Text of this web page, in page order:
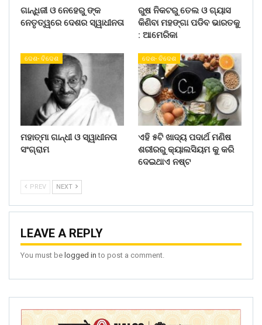
ଗାନ୍ଧିଜୀ ଓ ନେହେରୁ ଙ୍କ
ନେତୃତ୍ୱରେ ଦେଶର ସ୍ୱାଧୀନତା
ରୁଷ ନିକଟରୁ ତେଲ ଓ ଗ୍ୟାସ
କିଣିବା ମହଙ୍ଗା ପଡିବ ଭାରତକୁ
: ଆମେରିକା
ଦେଶ- ବିଦେଶ
ମହାତ୍ମା ଗାନ୍ଧୀ ଓ ସ୍ୱାଧୀନତା
ସଂଗ୍ରାମ
ଦେଶ- ବିଦେଶ
ଏହି ୫ଟି ଖାଦ୍ୟ ପଦାର୍ଥ ମଣିଷ
ଶରୀରରୁ କ୍ୟାଲସିୟମ କୁ କରି
ଦେଇଥାଏ ନଷ୍ଟ
PREV NEXT
LEAVE A REPLY
You must be logged in to post a comment.